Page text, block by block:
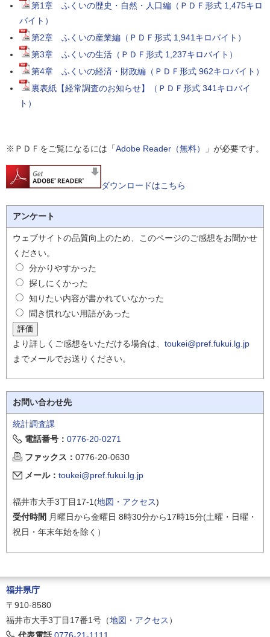
第1章 ふくいの歴史・自然・人口編（ＰＤＦ形式 1,475キロ
バイト）
第2章 ふくいの産業編（ＰＤＦ形式 1,941キロバイト）
第3章 ふくいの生活（ＰＤＦ形式 1,237キロバイト）
第4章 ふくいの経済・財政編（ＰＤＦ形式 962キロバイト）
裏表紙【経常調査のお知らせ】（ＰＤＦ形式 341キロバイ
ト）
※ＰＤＦをご覧になるには「Adobe Reader（無料） 」が必要です。
ダウンロードはこちら
アンケート
ウェブサイトの品質向上のため、このページのご感想をお聞かせ
ください。
分かりやすかった
探しにくかった
知りたい内容が書かれていなかった
聞き慣れない用語があった
より詳しくご感想をいただける場合は、 toukei@pref.fukui.lg.jp
までメールでお送りください。
お問い合わせ先
統計調査課
電話番号： 0776-20-0271
ファックス： 0776-20-0630
メール： toukei@pref.fukui.lg.jp
福井市大手3丁目17-1(地図・アクセス)
受付時間 月曜日から金曜日 8時30分から17時15分(土曜・日曜・
祝日・年末年始を除く）
福井県庁
〒910-8580
福井市大手3丁目17番1号（地図・アクセス ）
代表電話 0776-21-1111